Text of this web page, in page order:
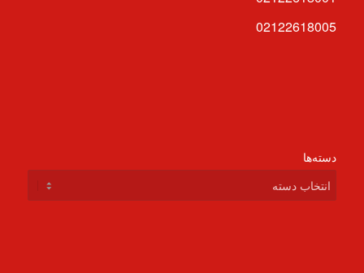
02122618005
دسته‌ها
دسته‌ها